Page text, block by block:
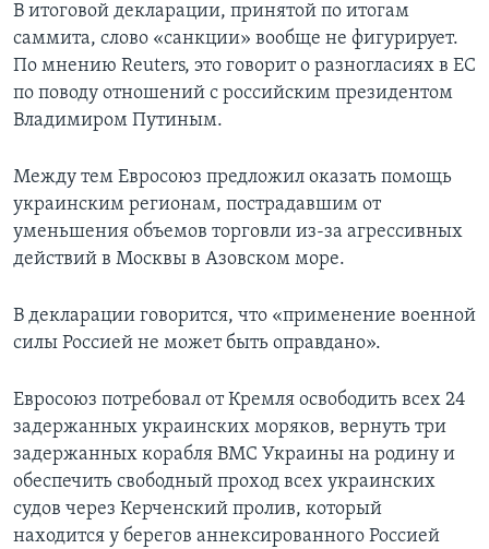
В итоговой декларации, принятой по итогам
саммита, слово «санкции» вообще не фигурирует.
По мнению Reuters, это говорит о разногласиях в ЕС
по поводу отношений с российским президентом
Владимиром Путиным.
Между тем Евросоюз предложил оказать помощь
украинским регионам, пострадавшим от
уменьшения объемов торговли из-за агрессивных
действий в Москвы в Азовском море.
В декларации говорится, что «применение военной
силы Россией не может быть оправдано».
Евросоюз потребовал от Кремля освободить всех 24
задержанных украинских моряков, вернуть три
задержанных корабля ВМС Украины на родину и
обеспечить свободный проход всех украинских
судов через Керченский пролив, который
находится у берегов аннексированного Россией